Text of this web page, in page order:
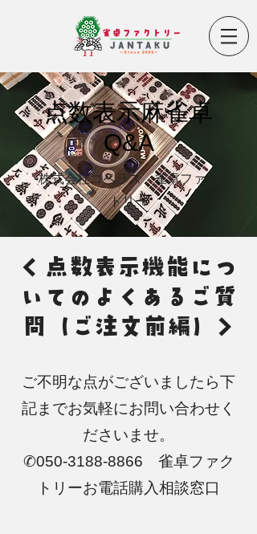
点数表示麻雀卓
Q&A
株式会社コペラス 雀卓ファク
トリー
< 点数表示機能につ
いてのよくあるご質
問（ご注文前編）>
ご不明な点がございましたら下
記までお気軽にお問い合わせく
ださいませ。
✆050-3188-8866 雀卓ファク
トリーお電話購入相談窓口